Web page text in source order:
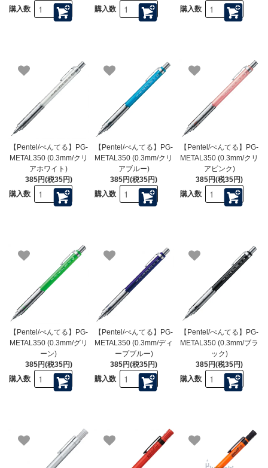
購入数
購入数
購入数
【Pentel/ぺんてる】PG-
METAL350 (0.3mm/クリ
アホワイト)
385円(税35円)
購入数
【Pentel/ぺんてる】PG-
METAL350 (0.3mm/クリ
アブルー)
385円(税35円)
購入数
【Pentel/ぺんてる】PG-
METAL350 (0.3mm/クリ
アピンク)
385円(税35円)
購入数
【Pentel/ぺんてる】PG-
METAL350 (0.3mm/グリ
ーン)
385円(税35円)
購入数
【Pentel/ぺんてる】PG-
METAL350 (0.3mm/ディ
ープブルー)
385円(税35円)
購入数
【Pentel/ぺんてる】PG-
METAL350 (0.3mm/ブラ
ック)
385円(税35円)
購入数